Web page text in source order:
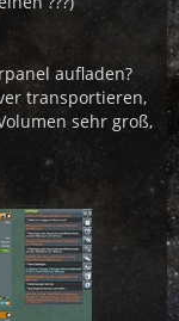
aufladen?
transportieren,
sehr groß,